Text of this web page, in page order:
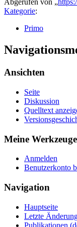
Abgerufen von „
Kategorie:
Primo
Ansichten
Seite
Diskussion
Quelltext
Meine Werkzeuge
Anmelden
Benutzerkonto
Navigation
Hauptseite
Letzte
Publikationen